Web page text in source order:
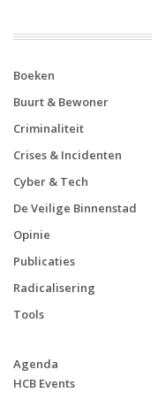
Boeken
Buurt & Bewoner
Criminaliteit
Crises & Incidenten
Cyber & Tech
De Veilige Binnenstad
Opinie
Publicaties
Radicalisering
Tools
Agenda
HCB Events